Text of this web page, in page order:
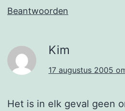
Beantwoorden
Kim
17 augustus 2005
Het is in elk geval geen